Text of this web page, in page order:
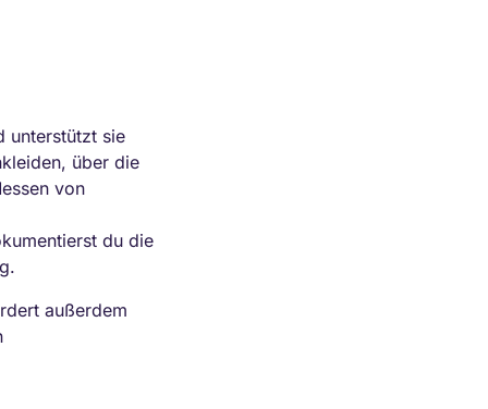
unterstützt sie
über die
von
du die
außerdem